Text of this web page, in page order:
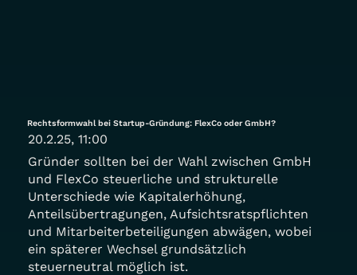
Rechtsformwahl bei Startup-Gründung: FlexCo oder GmbH?
20.2.25, 11:00
Gründer sollten bei der Wahl zwischen GmbH
und FlexCo steuerliche und strukturelle
Unterschiede wie Kapitalerhöhung,
Anteilsübertragungen, Aufsichtsratspflichten
und Mitarbeiterbeteiligungen abwägen, wobei
ein späterer Wechsel grundsätzlich
steuerneutral möglich ist.